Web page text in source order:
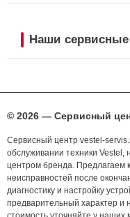
Наши
© 2026 — Сервисный
Сервисный центр vestel-
обслуживании техники
центром бренда. Предлагаем
неисправностей после
диагностику и настройку
предварительный характер